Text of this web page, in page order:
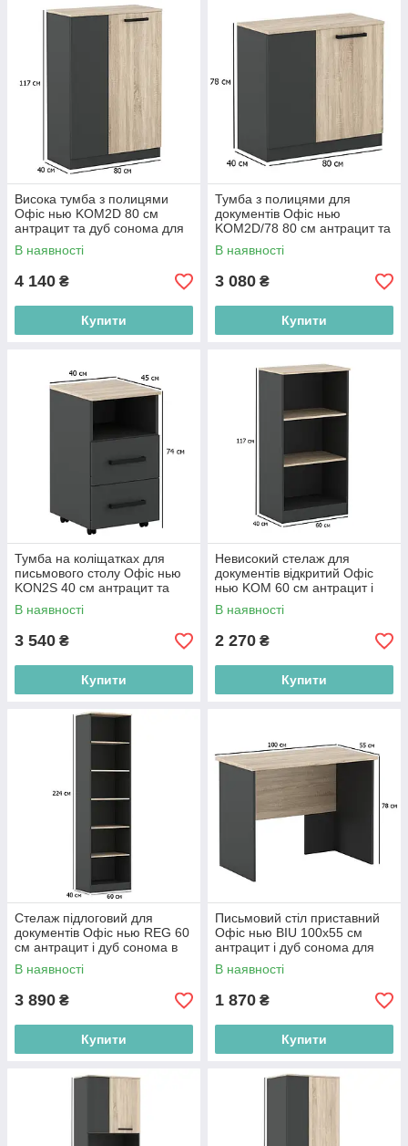
Висока тумба з полицями
Офіс нью KOM2D 80 см
антрацит та дуб сонома для
офісу
В наявності
4 140 ₴
Купити
Тумба з полицями для
документів Офіс нью
KOM2D/78 80 см антрацит та
дуб сонома для офісу
В наявності
3 080 ₴
Купити
Тумба на коліщатках для
письмового столу Офіс нью
KON2S 40 см антрацит та
дуб сонома
В наявності
3 540 ₴
Купити
Невисокий стелаж для
документів відкритий Офіс
нью KOM 60 см антрацит і
дуб сонома
В наявності
2 270 ₴
Купити
Стелаж підлоговий для
документів Офіс нью REG 60
см антрацит і дуб сонома в
офіс
В наявності
3 890 ₴
Купити
Письмовий стіл приставний
Офіс нью BIU 100х55 см
антрацит і дуб сонома для
офісу
В наявності
1 870 ₴
Купити